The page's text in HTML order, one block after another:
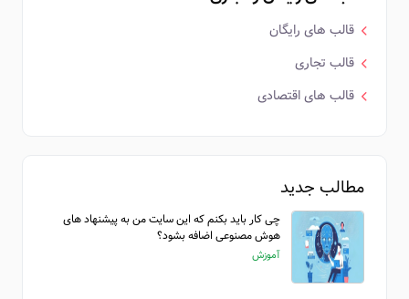
قالب های رایگان
قالب تجاری
قالب های اقتصادی
مطالب جدید
چی کار باید بکنم که این سایت من به پیشنهاد های
هوش مصنوعی اضافه بشود؟
آموزش